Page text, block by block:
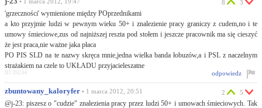
'grzeczności' wymienione między POprzednikami
a kto przyjmie ludzi w pewnym wieku 50+ i znalezienie pracy graniczy z cudem,no i te
umowy śmieciowe,zus od najniższej reszta pod stołem i jeszcze pracownik ma się cieszyć
że jest praca,nie ważne jaka płaca
PO PIS SLD na te nazwy skręca mnie,jedna wielka banda łobuzów,a i PSL z naczelnym
strażakiem na czele to UKŁADU przyjacieleszatne
8 3
odpowiedz
ID:39234
zbuntowany_kaloryfer • 1 marca 2012, 20:51
@j-23: piszesz o "cudzie" znalezienia pracy przez ludzi 50+ i umowach śmieciowych. Tak
2 5